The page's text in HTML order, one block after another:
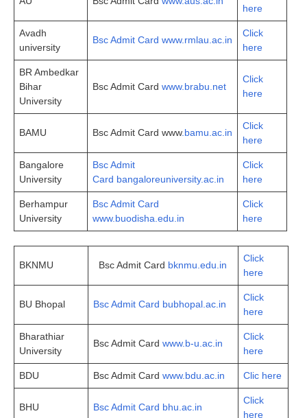
here
Avadh
university
Bsc Admit Card www.rmlau.ac.in
Click
here
BR Ambedkar
Bihar
University
Bsc Admit Card www.brabu.net
Click
here
BAMU Bsc Admit Card www.bamu.ac.in
Click
here
Bangalore
University
Bsc Admit
Card bangaloreuniversity.ac.in
Click
here
Berhampur
University
Bsc Admit Card
www.buodisha.edu.in
Click
here
BKNMU Bsc Admit Card bknmu.edu.in
Click
here
BU Bhopal Bsc Admit Card bubhopal.ac.in
Click
here
Bharathiar
University
Bsc Admit Card www.b-u.ac.in
Click
here
BDU Bsc Admit Card www.bdu.ac.in Clic here
BHU Bsc Admit Card bhu.ac.in
Click
here